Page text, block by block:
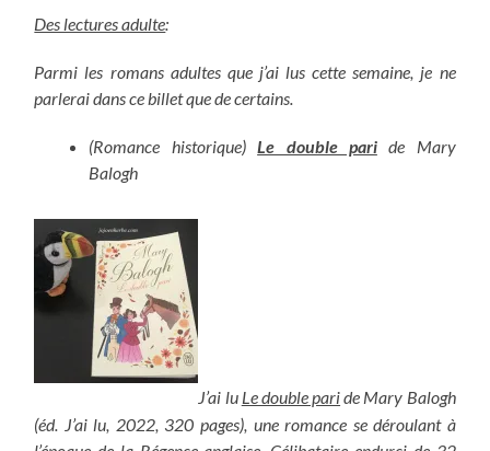
Des lectures adulte:
Parmi les romans adultes que j’ai lus cette semaine, je ne
parlerai dans ce billet que de certains.
(Romance historique)Le double paride Mary
Balogh
J’ai lu Le double paride Mary Balogh
(éd. J’ai lu, 2022, 320 pages), une romance se déroulant à